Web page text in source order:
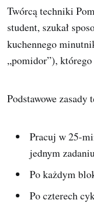
Twórcą techniki
student, szukał
kuchennego
„pomidor”),
Podstawowe
Pracuj w 25-
jednym
Po każdym
Po czterech